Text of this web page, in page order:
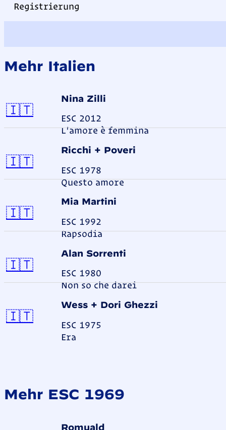
Registrierung
Mehr Italien
Nina Zilli
ESC 2012
L'amore è femmina
🇮🇹Italien
Ricchi + Poveri
ESC 1978
Questo amore
🇮🇹Italien
Mia Martini
ESC 1992
Rapsodia
🇮🇹Italien
Alan Sorrenti
ESC 1980
Non so che darei
🇮🇹Italien
Wess + Dori Ghezzi
ESC 1975
Era
🇮🇹Italien
Mehr ESC 1969
Romuald